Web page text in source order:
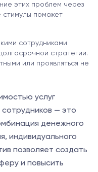
этих проблем через
стимулы поможет
сотрудниками
стратегии.
или проявляться не
услуг
— это
денежного
индивидуального
позволяет создать
и повысить